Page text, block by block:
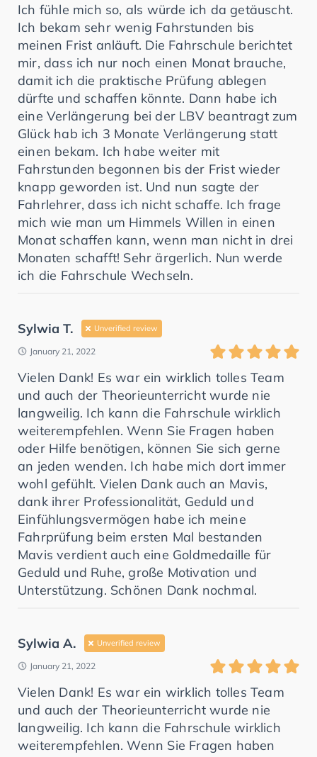
Ich fühle mich so, als würde ich da getäuscht.
Ich bekam sehr wenig Fahrstunden bis
meinen Frist anläuft. Die Fahrschule berichtet
mir, dass ich nur noch einen Monat brauche,
damit ich die praktische Prüfung ablegen
dürfte und schaffen könnte. Dann habe ich
eine Verlängerung bei der LBV beantragt zum
Glück hab ich 3 Monate Verlängerung statt
einen bekam. Ich habe weiter mit
Fahrstunden begonnen bis der Frist wieder
knapp geworden ist. Und nun sagte der
Fahrlehrer, dass ich nicht schaffe. Ich frage
mich wie man um Himmels Willen in einen
Monat schaffen kann, wenn man nicht in drei
Monaten schafft! Sehr ärgerlich. Nun werde
ich die Fahrschule Wechseln.
Sylwia T. Unverified review
January 21, 2022
Vielen Dank! Es war ein wirklich tolles Team
und auch der Theorieunterricht wurde nie
langweilig. Ich kann die Fahrschule wirklich
weiterempfehlen. Wenn Sie Fragen haben
oder Hilfe benötigen, können Sie sich gerne
an jeden wenden. Ich habe mich dort immer
wohl gefühlt. Vielen Dank auch an Mavis,
dank ihrer Professionalität, Geduld und
Einfühlungsvermögen habe ich meine
Fahrprüfung beim ersten Mal bestanden
Mavis verdient auch eine Goldmedaille für
Geduld und Ruhe, große Motivation und
Unterstützung. Schönen Dank nochmal.
Sylwia A. Unverified review
January 21, 2022
Vielen Dank! Es war ein wirklich tolles Team
und auch der Theorieunterricht wurde nie
langweilig. Ich kann die Fahrschule wirklich
weiterempfehlen. Wenn Sie Fragen haben